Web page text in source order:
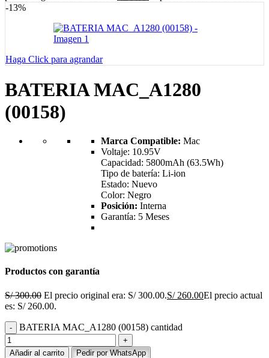
-13%
Haga Click para agrandar
BATERIA MAC_A1280
(00158)
Marca Compatible: Mac
Voltaje: 10.95V
Capacidad: 5800mAh (63.5Wh)
Tipo de batería: Li-ion
Estado: Nuevo
Color: Negro
Posición: Interna
Garantía: 5 Meses
Productos con garantía
S/300.00 El precio original era: S/ 300.00.S/260.00El precio actual
es: S/ 260.00.
BATERIA MAC_A1280 (00158) cantidad
Añadir al carrito Pedir por WhatsApp